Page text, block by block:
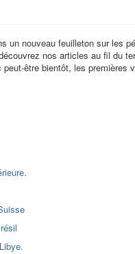
un nouveau feuilleton sur les
nos articles au fil du
être bientôt, les premières